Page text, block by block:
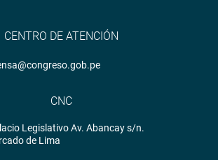
CENTRO DE ATENCIÓN
CNC
Legislativo Av. Abancay s/n.
de Lima